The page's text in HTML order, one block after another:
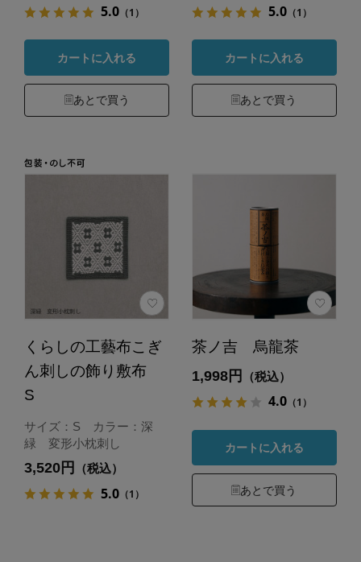
5.0（1）
カートに入れる
あとで買う
5.0（1）
カートに入れる
あとで買う
くらしの工藝布こぎ
ん刺しの飾り敷布
S
サイズ：S カラー：深
緑 変形小枕刺し
3,520円 （税込）
5.0（1）
茶ノ吉 烏龍茶
1,998円 （税込）
4.0（1）
カートに入れる
あとで買う